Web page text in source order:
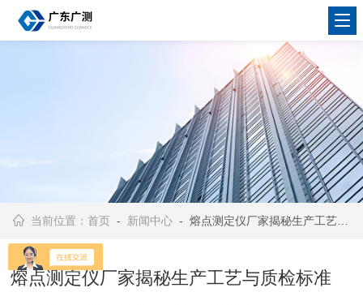
当前位置：首页 - 新闻中心 - 熔点测定仪厂家揭秘生产工艺与质检标准
熔点测定仪厂家揭秘生产工艺与质检标准